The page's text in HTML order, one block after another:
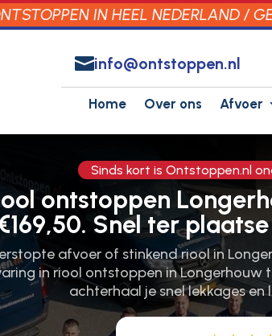
IN HEEL NEDERLAND /
info@ontstoppen.nl
Home Over ons Afvoer
Sinds kort is Ontstoppen.nl
ontstoppen
Snel ter
afvoer of stinkend riool in
in riool ontstoppen in Longerhouw
achterhaal je snel lekkages en